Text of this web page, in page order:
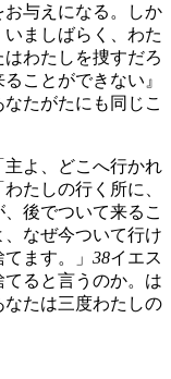
与えになる。しか
ましばらく、わた
わたしを捜すだろ
ことができない』
たがたにも同じこ
よ、どこへ行かれ
たしの行く所に、
後でついて来るこ
なぜ今ついて行け
ます。」 38イエス
ると言うのか。は
たは三度わたしの